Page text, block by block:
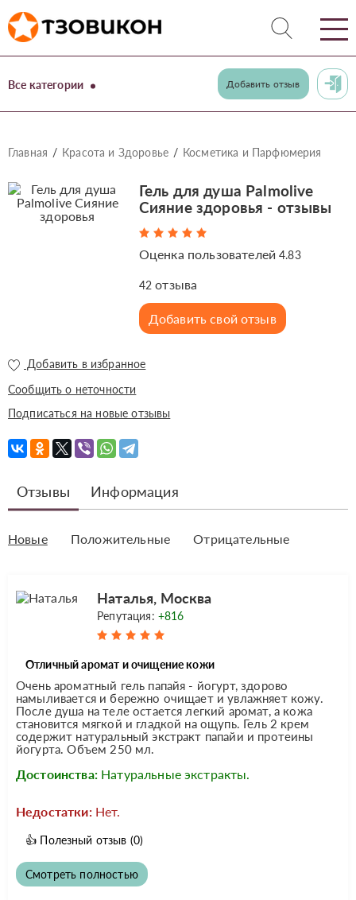
Все категории Добавить отзыв
Главная Красота и Здоровье Косметика и Парфюмерия
Гель для душа Palmolive
Сияние здоровья - отзывы
Оценка пользователей4.83
42 отзыва
Добавить свой отзыв
Добавить в избранное
Сообщить о неточности
Подписаться на новые отзывы
Отзывы Информация
Новые Положительные Отрицательные
Наталья, Москва
Репутация: +816
Отличный аромат и очищение кожи
Очень ароматный гель папайя - йогурт, здорово
намыливается и бережно очищает и увлажняет кожу.
После душа на теле остается легкий аромат, а кожа
становится мягкой и гладкой на ощупь. Гель 2 крем
содержит натуральный экстракт папайи и протеины
йогурта. Объем 250 мл.
Достоинства: Натуральные экстракты.
Недостатки: Нет.
👍 Полезный отзыв (0)
Смотреть полностью